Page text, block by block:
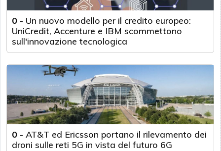
0 - Un nuovo modello per il credito europeo:
UniCredit, Accenture e IBM scommettono
sull'innovazione tecnologica
0 - AT&T ed Ericsson portano il rilevamento dei
droni sulle reti 5G in vista del futuro 6G